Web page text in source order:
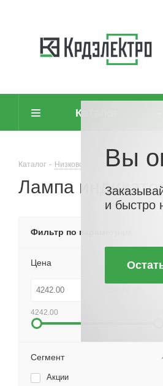
Каталог
Каталог - Низковольтное оборудование
Лампа
Фильтр по параметрам
Цена
4242.00
Сегмент
Акции
Вы
и быстро